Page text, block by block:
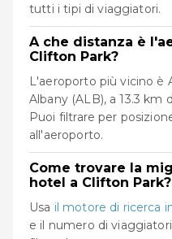
tutti i tipi di viaggiatori.
A che distanza è
Clifton Park?
L'aeroporto più vicino è
Albany (ALB), a 13.3 km
Puoi filtrare per
all'aeroporto.
Come trovare la
hotel a Clifton Park?
Usa il motore di ricerca
e il numero di